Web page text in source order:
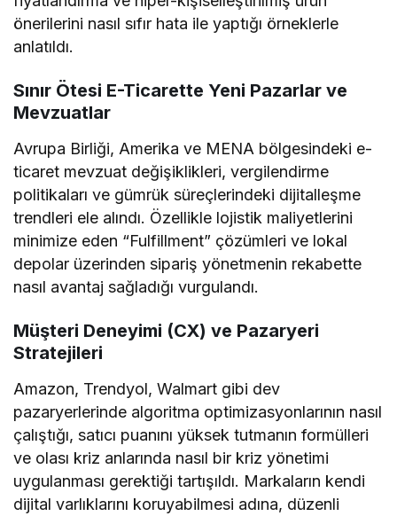
önerilerini nasıl sıfır hata ile yaptığı örneklerle
anlatıldı.
Sınır Ötesi E-Ticarette Yeni Pazarlar ve
Mevzuatlar
Avrupa Birliği, Amerika ve MENA bölgesindeki e-
ticaret mevzuat değişiklikleri, vergilendirme
politikaları ve gümrük süreçlerindeki dijitalleşme
trendleri ele alındı. Özellikle lojistik maliyetlerini
minimize eden “Fulfillment” çözümleri ve lokal
depolar üzerinden sipariş yönetmenin rekabette
nasıl avantaj sağladığı vurgulandı.
Müşteri Deneyimi (CX) ve Pazaryeri
Stratejileri
Amazon, Trendyol, Walmart gibi dev
pazaryerlerinde algoritma optimizasyonlarının nasıl
çalıştığı, satıcı puanını yüksek tutmanın formülleri
ve olası kriz anlarında nasıl bir kriz yönetimi
uygulanması gerektiği tartışıldı. Markaların kendi
dijital varlıklarını koruyabilmesi adına, düzenli